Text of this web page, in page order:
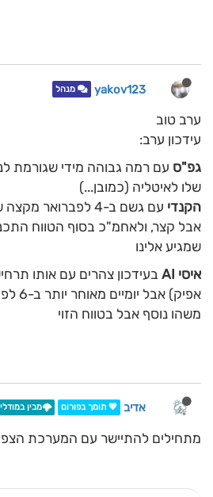
yakov123 מנהל
ערב טוב
עידכון ערב:
גפ"ס עם רמה גבוהה מידי שגורמת
שלו לאיטליה (כמובן...)
הקנדי
עם גשם ב-4 לפברואר
אבל קצר, ולאחמ"כ בסוף הטווח
שמגיע אלינו
איסי AI
בעידכון צהרים עם אותו
אפיק)
משהו נוסף אבל בטווח הזוי
אדיב 💖 תומך בפורום 🌩️מבין
מתחילים להתיישר עם המערכת הצפויה